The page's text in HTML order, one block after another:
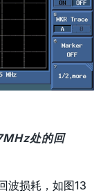
处的回
波损耗，如图13